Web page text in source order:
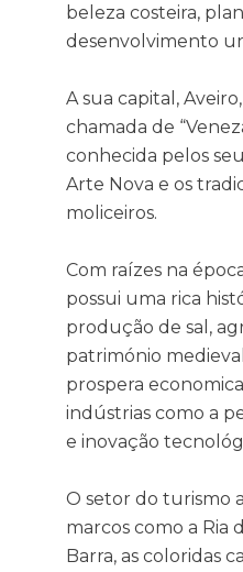
beleza costeira,
desenvolvimento
A sua capital,
chamada de
conhecida pelos
Arte Nova e os
moliceiros.
Com raízes na
possui uma rica
produção de sal,
património
prospera
indústrias como a
e inovação
O setor do turismo
marcos como a Ria
Barra, as coloridas